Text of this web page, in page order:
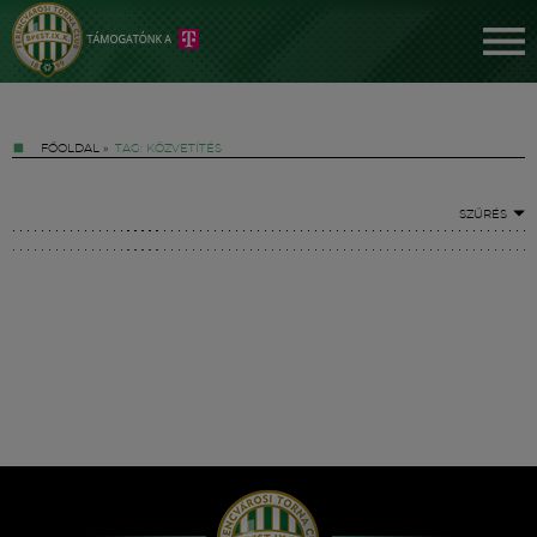
FŐOLDAL » TAG: KÖZVETÍTÉS
SZŰRÉS
Hírek